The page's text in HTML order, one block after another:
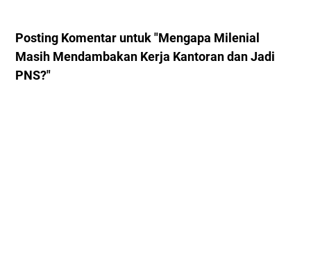
Posting Komentar untuk "Mengapa Milenial
Masih Mendambakan Kerja Kantoran dan Jadi
PNS?"